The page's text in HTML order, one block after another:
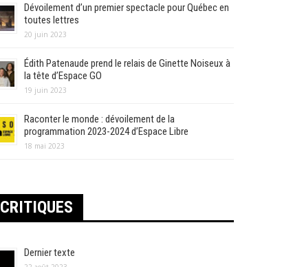
Dévoilement d’un premier spectacle pour Québec en
toutes lettres
20 juin 2023
Édith Patenaude prend le relais de Ginette Noiseux à
la tête d’Espace GO
19 juin 2023
Raconter le monde : dévoilement de la
programmation 2023-2024 d’Espace Libre
18 mai 2023
CRITIQUES
Dernier texte